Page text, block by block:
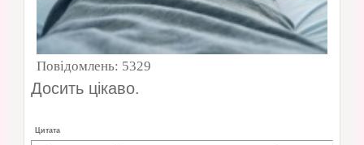
Повідомлень: 5329
Досить цікаво.
Цитата